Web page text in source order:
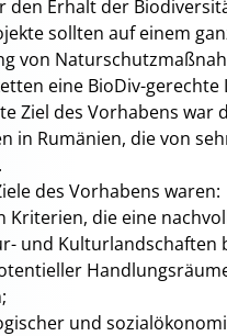
den Erhalt der
sollten auf einem
von
eine BioDiv-
Ziel des Vorhabens
in Rumänien, die von
des Vorhabens waren:
Kriterien, die eine
und Kulturlandschaften
und